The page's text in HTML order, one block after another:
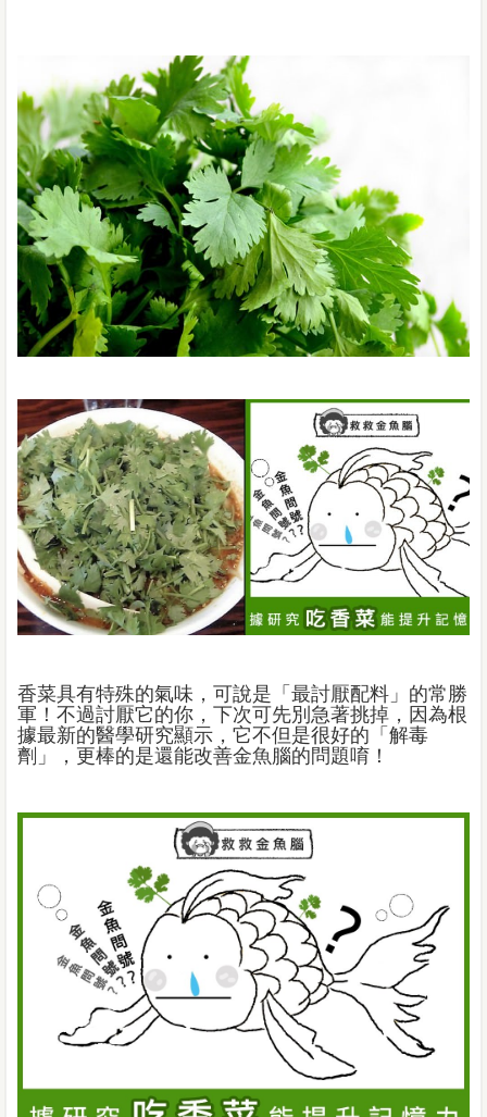
香菜具有特殊的氣味，可說是「最討厭配料」的常勝
軍！不過討厭它的你，下次可先別急著挑掉，因為根
據最新的醫學研究顯示，它不但是很好的「解毒
劑」，更棒的是還能改善金魚腦的問題唷！